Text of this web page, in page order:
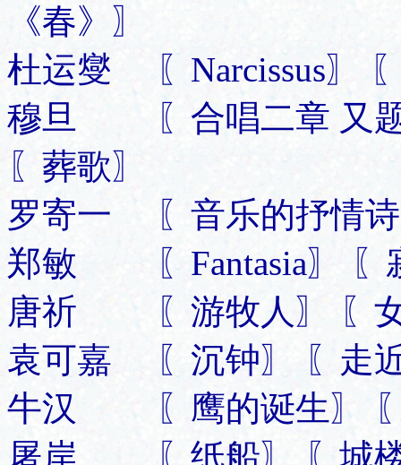
《春》〗
杜运燮 〖Narcissus〗
穆旦 〖合唱二章 又题
〖葬歌〗
罗寄一 〖音乐的抒情诗
郑敏 〖Fantasia〗 〖
唐祈 〖游牧人〗 〖女
袁可嘉 〖沉钟〗 〖走
牛汉 〖鹰的诞生〗 〖
屠岸 〖纸船〗 〖城楼